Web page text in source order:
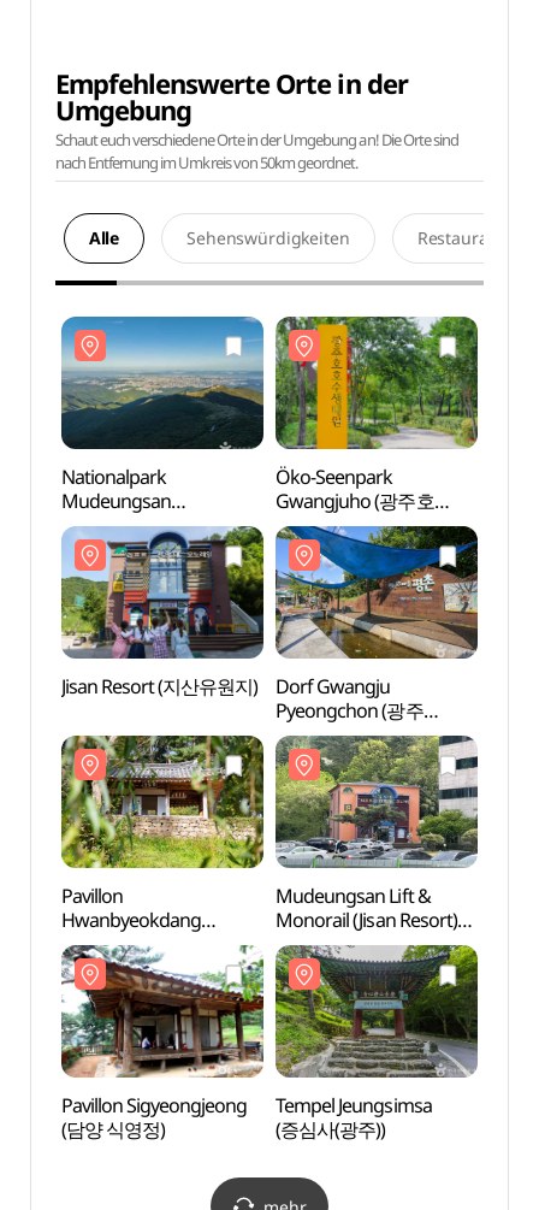
Empfehlenswerte Orte in der
Umgebung
Schaut euch verschiedene Orte in der Umgebung an! Die Orte sind
nach Entfernung im Umkreis von 50km geordnet.
Alle Sehenswürdigkeiten Restaurants
Nationalpark
Mudeungsan
(무등산국립공원)
Öko-Seenpark
Gwangjuho (광주호
호수생태원)
Jisan Resort (지산유원지)
Dorf Gwangju
Pyeongchon (광주
평촌마을)
Pavillon
Hwanbyeokdang
(환벽당)
Mudeungsan Lift &
Monorail (Jisan Resort)
(무등산 리프트모노레일
(지산유원지))
Pavillon Sigyeongjeong
(담양 식영정)
Tempel Jeungsimsa
(증심사(광주))